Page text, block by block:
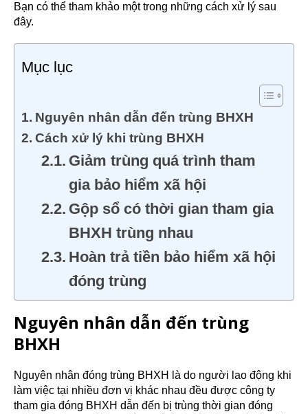
Bạn có thể tham khảo một trong những cách xử lý sau
đây.
Mục lục
Nguyên nhân dẫn đến trùng BHXH
Cách xử lý khi trùng BHXH
Giảm trùng quá trình tham
gia bảo hiểm xã hội
Gộp sổ có thời gian tham gia
BHXH trùng nhau
Hoàn trả tiền bảo hiểm xã hội
đóng trùng
Nguyên nhân dẫn đến trùng
BHXH
Nguyên nhân đóng trùng BHXH là do người lao động khi
làm việc tại nhiều đơn vị khác nhau đều được công ty
tham gia đóng BHXH dẫn đến bị trùng thời gian đóng